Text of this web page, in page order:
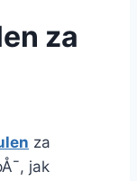
za
za
jak